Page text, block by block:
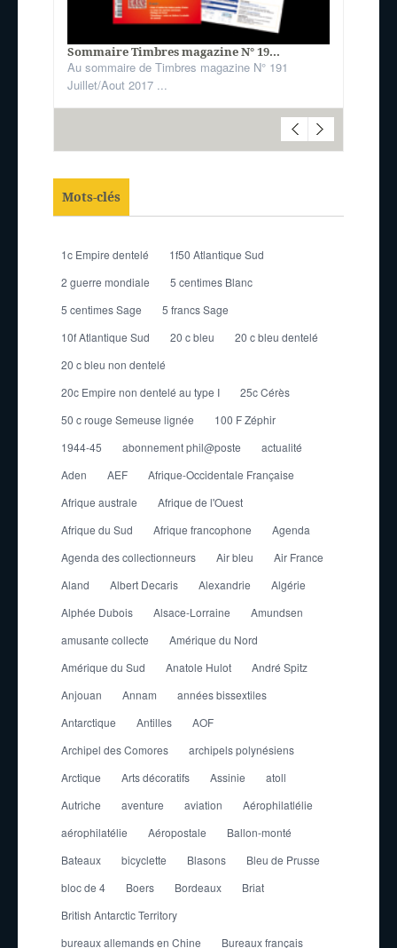
Sommaire Timbres magazine N° 19...
Au sommaire de Timbres magazine N° 191
Juillet/Aout 2017 ...
Mots-clés
1c Empire dentelé
1f50 Atlantique Sud
2 guerre mondiale
5 centimes Blanc
5 centimes Sage
5 francs Sage
10f Atlantique Sud
20 c bleu
20 c bleu dentelé
20 c bleu non dentelé
20c Empire non dentelé au type I
25c Cérès
50 c rouge Semeuse lignée
100 F Zéphir
1944-45
abonnement phil@poste
actualité
Aden
AEF
Afrique-Occidentale Française
Afrique australe
Afrique de l'Ouest
Afrique du Sud
Afrique francophone
Agenda
Agenda des collectionneurs
Air bleu
Air France
Aland
Albert Decaris Alexandrie
Algérie
Alphée Dubois
Alsace-Lorraine
Amundsen
amusante collecte
Amérique du Nord
Amérique du Sud
Anatole Hulot
André Spitz
Anjouan
Annam
années bissextiles
Antarctique
Antilles
AOF
Archipel des Comores
archipels polynésiens
Arctique
Arts décoratifs Assinie
atoll
Autriche
aventure aviation
Aérophilatlélie
aérophilatélie
Aéropostale
Ballon-monté
Bateaux
bicyclette Blasons
Bleu de Prusse
bloc de 4
Boers Bordeaux
Briat
British Antarctic Territory
bureaux allemands en Chine
Bureaux français